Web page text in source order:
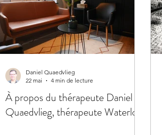
Développement personnel COVID19
À propos du thérapeute Daniel
Quaedvlieg, thérapeute Waterloo
Daniel Quaedvlieg
22 mai
4 min de lecture